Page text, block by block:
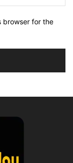
browser for the